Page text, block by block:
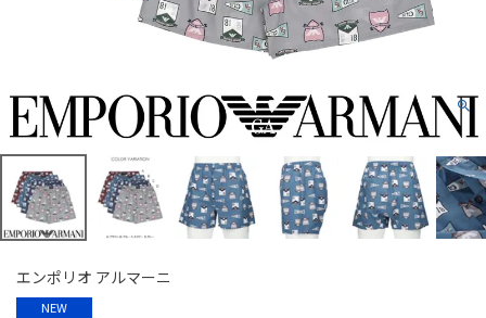
エンポリオ アルマーニ
NEW